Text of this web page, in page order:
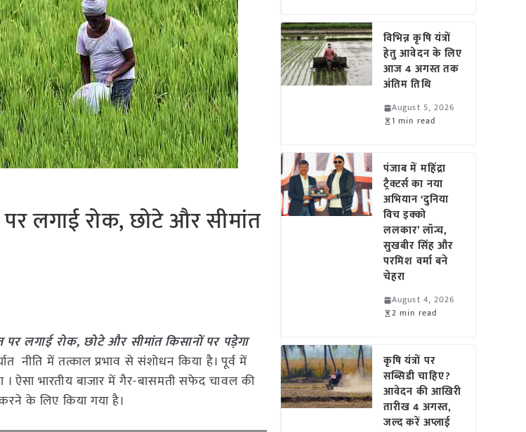
लगाई रोक, छोटे और सीमांत
लगाई रोक, छोटे और सीमांत किसानों पर पड़ेगा
नीति में तत्काल प्रभाव से संशोधन किया है। पूर्व में
। ऐसा भारतीय बाजार में गैर-बासमती सफेद चावल की
के लिए किया गया है।
विभिन्न कृषि यंत्रों
हेतु आवेदन के लिए
आज 4 अगस्त तक
अंतिम तिथि
August 5, 2026
1 min read
पंजाब में महिंद्रा
ट्रैक्टर्स का नया
अभियान ‘दुनिया
विच इक्को
ललकार’ लॉन्च,
सुखबीर सिंह और
परमिश वर्मा बने
चेहरा
August 4, 2026
2 min read
कृषि यंत्रों पर
सब्सिडी चाहिए?
आवेदन की आखिरी
तारीख 4 अगस्त,
जल्द करें अप्लाई